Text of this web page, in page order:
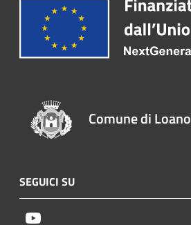
Comune di Loano
SEGUICI SU